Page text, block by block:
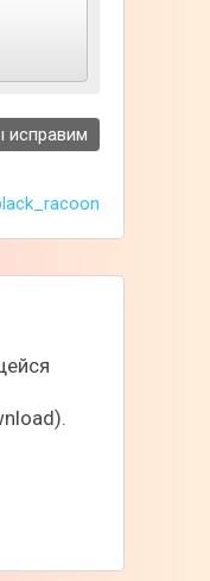
исправим